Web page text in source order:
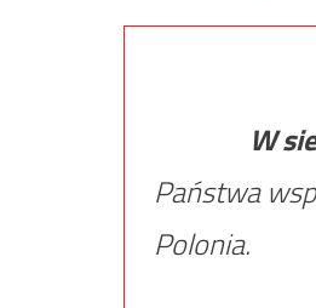
W
Państwa
Polonia.